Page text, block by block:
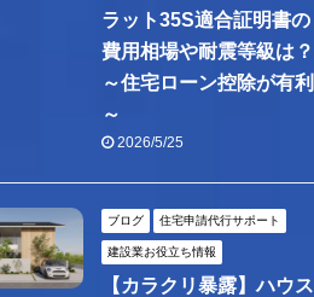
ラット35S適合証明書の
費用相場や耐震等級は？
～住宅ローン控除が有利
～
2026/5/25
ブログ 住宅申請代行サポート
建設業お役立ち情報
【カラクリ暴露】ハウス